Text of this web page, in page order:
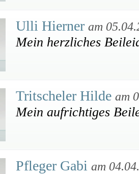
Ulli Hierner am
Mein herzliches
Tritscheler Hilde am
Mein aufrichtiges
Pfleger Gabi am